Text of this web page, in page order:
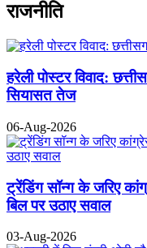
राजनीति
हरेली पोस्टर विवाद:
सियासत तेज
06-Aug-2026
ट्रेंडिंग सॉन्ग के जरिए
बिल पर उठाए सवाल
03-Aug-2026